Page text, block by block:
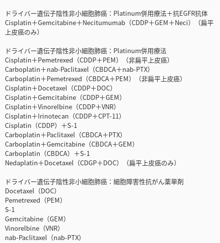
ドライバー遺伝子陰性非小細胞肺癌：Platinum併用療法＋抗EGFR抗体
Cisplatin＋Gemcitabine＋Necitumumab（CDDP＋GEM＋Neci）（扁平
上皮癌のみ）
ドライバー遺伝子陰性非小細胞肺癌：Platinum併用療法
Cisplatin＋Pemetrexed（CDDP＋PEM）（非扁平上皮癌）
Carboplatin＋nab-Paclitaxel（CBDCA＋nab-PTX）
Carboplatin＋Pemetrexed（CBDCA＋PEM）（非扁平上皮癌）
Cisplatin＋Docetaxel（CDDP＋DOC）
Cisplatin＋Gemcitabine（CDDP＋GEM）
Cisplatin＋Vinorelbine（CDDP＋VNR）
Cisplatin＋Irinotecan（CDDP＋CPT-11）
Cisplatin（CDDP）＋S-1
Carboplatin＋Paclitaxel（CBDCA＋PTX）
Carboplatin＋Gemcitabine（CBDCA＋GEM）
Carboplatin（CBDCA）＋S-1
Nedaplatin＋Docetaxel（CDGP＋DOC）（扁平上皮癌のみ）
ドライバー遺伝子陰性非小細胞肺癌：細胞障害性抗がん薬単剤
Docetaxel（DOC）
Pemetrexed（PEM）
S-1
Gemcitabine（GEM）
Vinorelbine（VNR）
nab-Paclitaxel（nab-PTX）